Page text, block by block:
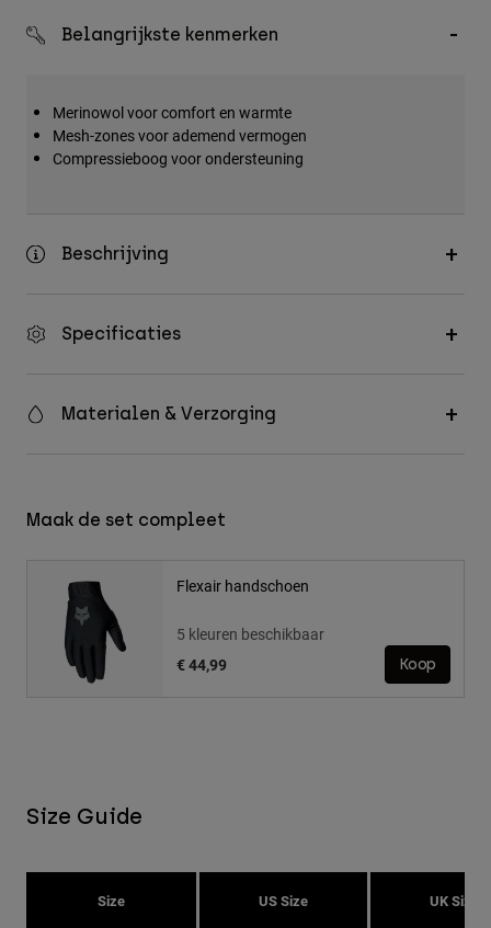
Hats & Caps
Alles bekijken
Belangrijkste kenmerken
Merinowol voor comfort en warmte
Mesh-zones voor ademend vermogen
Compressieboog voor ondersteuning
Beschrijving
Specificaties
Materialen & Verzorging
Maak de set compleet
Flexair handschoen
5 kleuren beschikbaar
€ 44,99
Koop
Size Guide
Size US Size UK Size